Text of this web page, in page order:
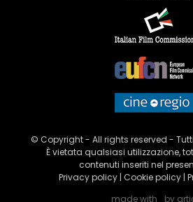
© Copyright - All rights reserved -
È vietata qualsiasi utilizzazione,
contenuti inseriti nel
Privacy policy | Cookie policy |
made with
by